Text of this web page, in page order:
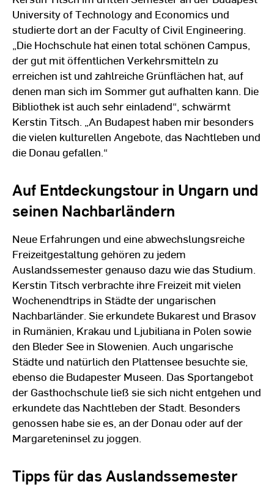
University of Technology and Economics und
studierte dort an der Faculty of Civil Engineering.
„Die Hochschule hat einen total schönen Campus,
der gut mit öffentlichen Verkehrsmitteln zu
erreichen ist und zahlreiche Grünflächen hat, auf
denen man sich im Sommer gut aufhalten kann. Die
Bibliothek ist auch sehr einladend“, schwärmt
Kerstin Titsch. „An Budapest haben mir besonders
die vielen kulturellen Angebote, das Nachtleben und
die Donau gefallen.“
Auf Entdeckungstour in Ungarn und
seinen Nachbarländern
Neue Erfahrungen und eine abwechslungsreiche
Freizeitgestaltung gehören zu jedem
Auslandssemester genauso dazu wie das Studium.
Kerstin Titsch verbrachte ihre Freizeit mit vielen
Wochenendtrips in Städte der ungarischen
Nachbarländer. Sie erkundete Bukarest und Brasov
in Rumänien, Krakau und Ljubiliana in Polen sowie
den Bleder See in Slowenien. Auch ungarische
Städte und natürlich den Plattensee besuchte sie,
ebenso die Budapester Museen. Das Sportangebot
der Gasthochschule ließ sie sich nicht entgehen und
erkundete das Nachtleben der Stadt. Besonders
genossen habe sie es, an der Donau oder auf der
Margareteninsel zu joggen.
Tipps für das Auslandssemester